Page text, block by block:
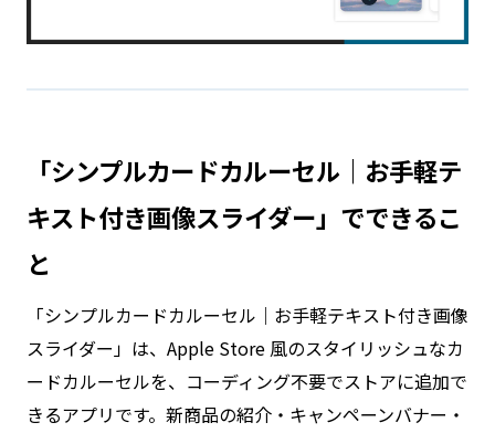
「シンプルカードカルーセル｜お手軽テ
キスト付き画像スライダー」でできるこ
と
「シンプルカードカルーセル｜お手軽テキスト付き画像
スライダー」は、Apple Store 風のスタイリッシュなカ
ードカルーセルを、コーディング不要でストアに追加で
きるアプリです。新商品の紹介・キャンペーンバナー・